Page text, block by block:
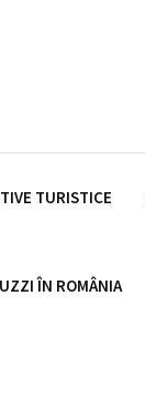
TURISTICE
ÎN ROMÂNIA